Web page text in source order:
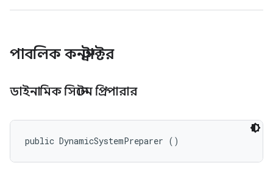
পাবলিক কনস্ট্রাক্টর
ডাইনামিক সিস্টেম প্রিপারার
public DynamicSystemPreparer ()